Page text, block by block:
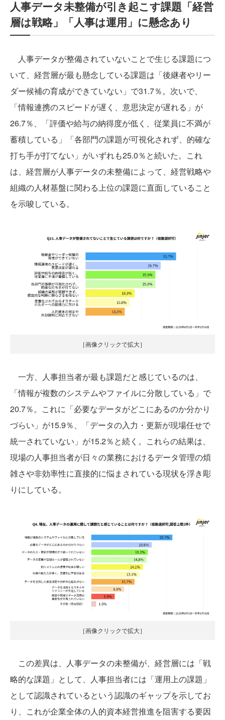
人事データ未整備が引き起こす課題「経営
層は戦略」「人事は運用」に懸念あり
人事データが整備されていないことで生じる課題につ
いて、経営層が最も懸念している課題は「後継者やリー
ダー候補の育成ができていない」で31.7％。次いで、
「情報連携のスピードが遅く、意思決定が遅れる」が
26.7％、「評価や給与の納得度が低く、従業員に不満が
蓄積している」「各部門の課題が可視化されず、的確な
打ち手が打てない」がいずれも25.0％と続いた。これ
は、経営層が人事データの未整備によって、経営戦略や
組織の人材基盤に関わる上位の課題に直面していること
を示唆している。
［画像クリックで拡大］
一方、人事担当者が最も課題だと感じているのは、
「情報が複数のシステムやファイルに分散している」で
20.7％。これに「必要なデータがどこにあるのか分かり
づらい」が15.9％、「データの入力・更新が現場任せで
統一されていない」が15.2％と続く。これらの結果は、
現場の人事担当者が日々の業務におけるデータ管理の煩
雑さや非効率性に直接的に悩まされている現状を浮き彫
りにしている。
［画像クリックで拡大］
この差異は、人事データの未整備が、経営層には「戦
略的な課題」として、人事担当者には「運用上の課題」
として認識されているという認識のギャップを示してお
り、これが企業全体の人的資本経営推進を阻害する要因